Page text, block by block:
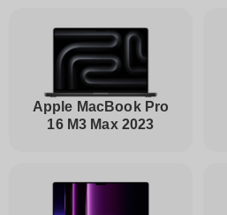
Apple MacBook Pro
16 M3 Max 2023